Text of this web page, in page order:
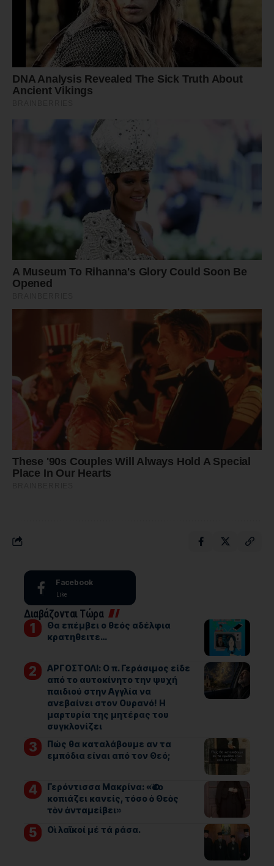
Facebook
Like
Διαβάζονται Τώρα
Θα επέμβει ο θεός αδέλφια
κρατηθειτε…
ΑΡΓΟΣΤΟΛΙ: Ο π. Γεράσιμος είδε
από το αυτοκίνητο την ψυχή
παιδιού στην Αγγλία να
ανεβαίνει στον Ουρανό! Η
μαρτυρία της μητέρας του
συγκλονίζει
Πώς θα καταλάβουμε αν τα
εμπόδια είναι από τον Θεό;
Γερόντισσα Μακρίνα: «Ὅσο
κοπιάζει κανείς, τόσο ὁ Θεὸς
τὸν ἀνταμείβει»
Οἱ λαϊκοί μέ τά ράσα.